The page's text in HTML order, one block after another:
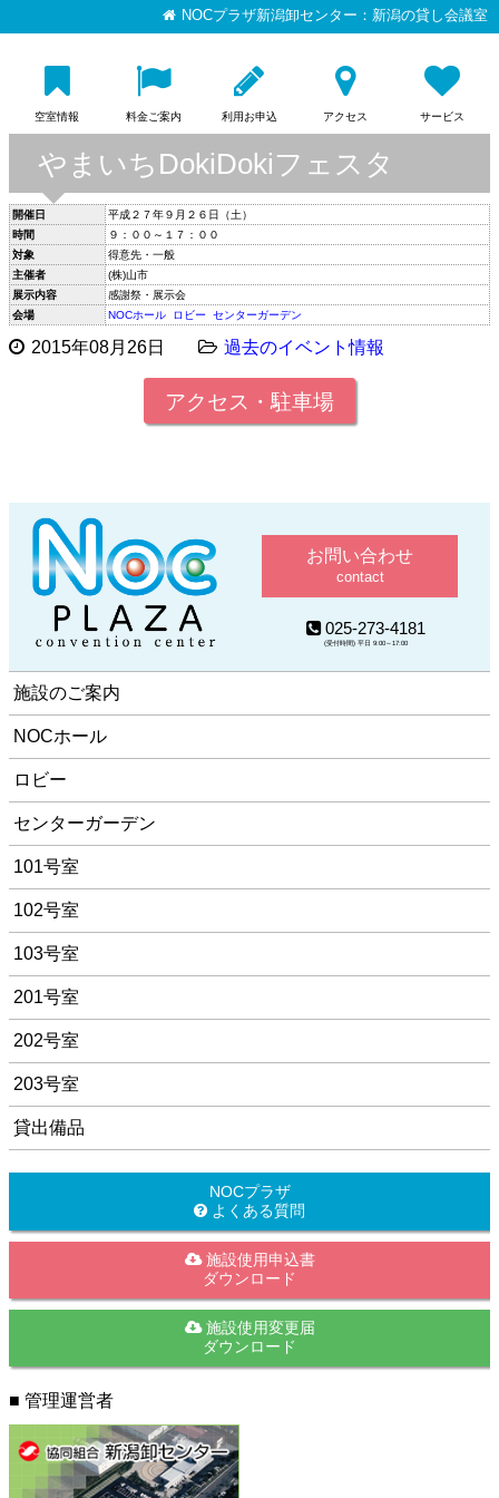
NOCプラザ新潟卸センター：新潟の貸し会議室
空室情報 料金ご案内 利用お申込 アクセス サービス
やまいちDokiDokiフェスタ
開催日
平成２７年９月２６日（土）
時間
９：００～１７：００
対象
得意先・一般
主催者
(株)山市
展示内容
感謝祭・展示会
会場
NOCホール ロビー センターガーデン
2015年08月26日 過去のイベント情報
アクセス・駐車場
お問い合わせ
contact
025-273-4181
(受付時間) 平日 9:00～17:00
施設のご案内
NOCホール
ロビー
センターガーデン
101号室
102号室
103号室
201号室
202号室
203号室
貸出備品
NOCプラザ
よくある質問
施設使用申込書
ダウンロード
施設使用変更届
ダウンロード
■ 管理運営者